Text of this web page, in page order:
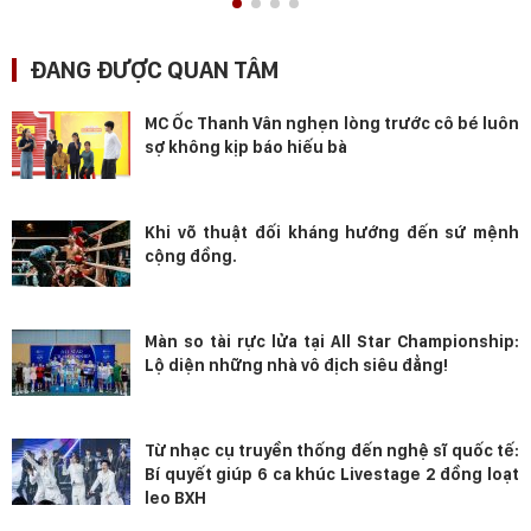
ĐANG ĐƯỢC QUAN TÂM
MC Ốc Thanh Vân nghẹn lòng trước cô bé luôn
sợ không kịp báo hiếu bà
Khi võ thuật đối kháng hướng đến sứ mệnh
cộng đồng.
Màn so tài rực lửa tại All Star Championship:
Lộ diện những nhà vô địch siêu đẳng!
Từ nhạc cụ truyền thống đến nghệ sĩ quốc tế:
Bí quyết giúp 6 ca khúc Livestage 2 đồng loạt
leo BXH